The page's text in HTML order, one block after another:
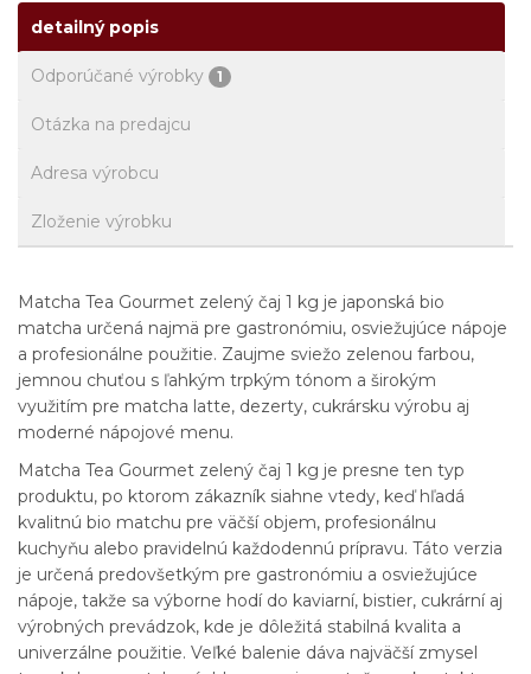
detailný popis
Odporúčané výrobky 1
Otázka na predajcu
Adresa výrobcu
Zloženie výrobku
Matcha Tea Gourmet zelený čaj 1 kg je japonská bio
matcha určená najmä pre gastronómiu, osviežujúce nápoje
a profesionálne použitie. Zaujme sviežo zelenou farbou,
jemnou chuťou s ľahkým trpkým tónom a širokým
využitím pre matcha latte, dezerty, cukrársku výrobu aj
moderné nápojové menu.
Matcha Tea Gourmet zelený čaj 1 kg je presne ten typ
produktu, po ktorom zákazník siahne vtedy, keď hľadá
kvalitnú bio matchu pre väčší objem, profesionálnu
kuchyňu alebo pravidelnú každodennú prípravu. Táto verzia
je určená predovšetkým pre gastronómiu a osviežujúce
nápoje, takže sa výborne hodí do kaviarní, bistier, cukrární aj
výrobných prevádzok, kde je dôležitá stabilná kvalita a
univerzálne použitie. Veľké balenie dáva najväčší zmysel